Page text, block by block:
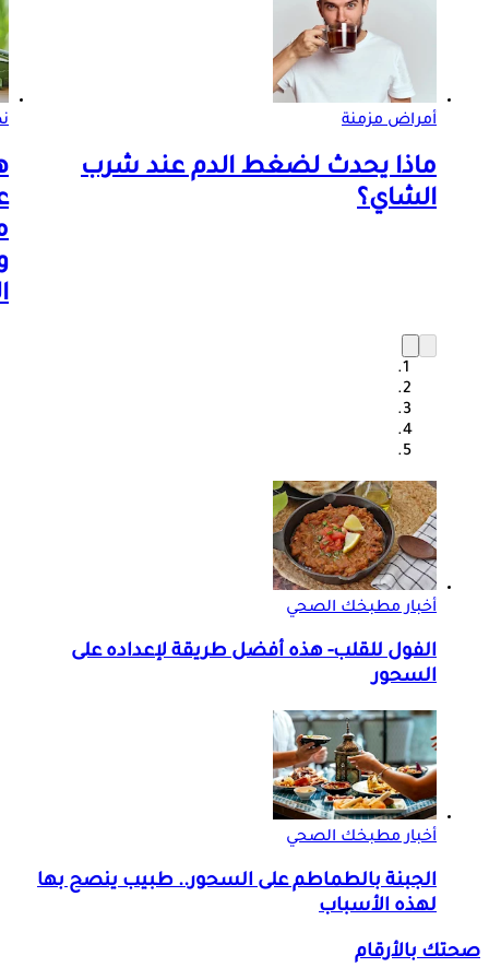
أمراض مزمنة
ماذا يحدث لضغط الدم عند شرب
الشاي؟
أخبار مطبخك الصحي
الفول للقلب- هذه أفضل طريقة لإعداده على
السحور
أخبار مطبخك الصحي
الجبنة بالطماطم على السحور.. طبيب ينصح بها
لهذه الأسباب
صحتك بالأرقام